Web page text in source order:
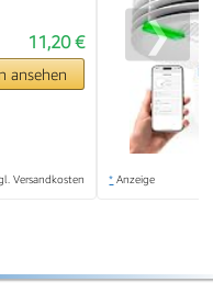
11,20 €
ansehen
Versandkosten * Anzeige
❯